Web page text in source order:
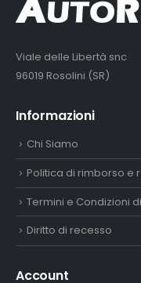
Viale delle Libertà snc
96019 Rosolini (SR)
Informazioni
Chi Siamo
Politica di rimborso e
Termini e Condizioni
Diritto di recesso
Account